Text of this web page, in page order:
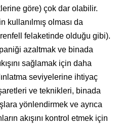
göre) çok dar olabilir.
kullanılmış olması da
felaketinde olduğu gibi).
azaltmak ve binada
sağlamak için daha
seviyelerine ihtiyaç
ve teknikleri, binada
yönlendirmek ve ayrıca
akışını kontrol etmek için